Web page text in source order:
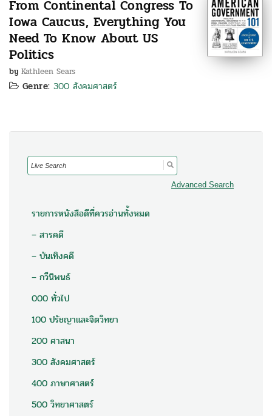
From Continental Congress To
Iowa Caucus, Everything You
Need To Know About US
Politics
by Kathleen Sears
Genre: 300 สังคมศาสตร์
Search
for:
Advanced Search
รายการหนังสือดีที่ควรอ่านทั้งหมด
– สารคดี
– บันเทิงคดี
– กวีนิพนธ์
000 ทั่วไป
100 ปรัชญาและจิตวิทยา
200 ศาสนา
300 สังคมศาสตร์
400 ภาษาศาสตร์
500 วิทยาศาสตร์